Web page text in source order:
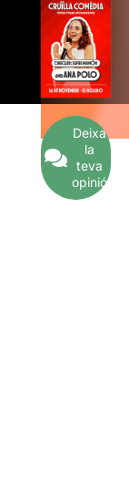
Deixa
la
teva
opinió